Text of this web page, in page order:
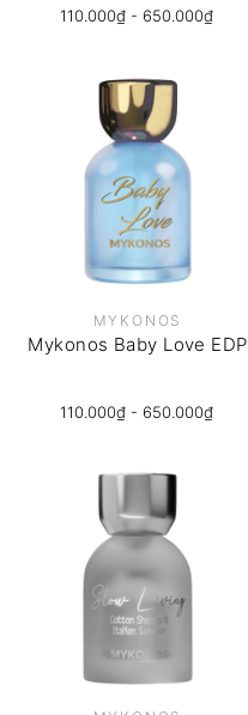
110.000₫ - 650.000₫
MYKONOS
Mykonos Baby Love EDP
110.000₫ - 650.000₫